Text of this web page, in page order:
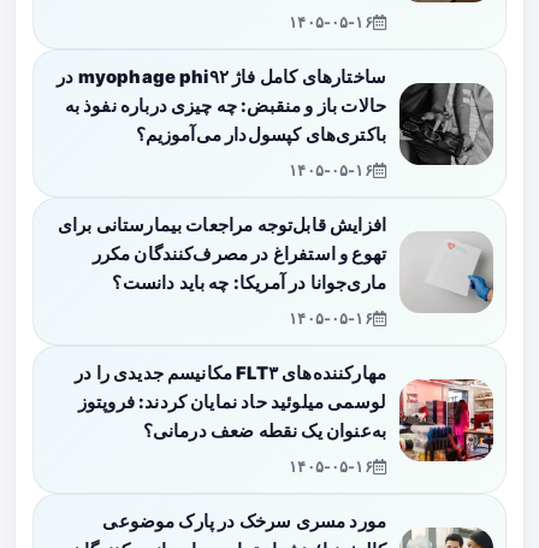
۱۴۰۵-۰۵-۱۶
ساختارهای کامل فاژ myophage phi۹۲ در
حالات باز و منقبض: چه چیزی درباره نفوذ به
باکتری‌های کپسول‌دار می‌آموزیم؟
۱۴۰۵-۰۵-۱۶
افزایش قابل‌توجه مراجعات بیمارستانی برای
تهوع و استفراغ در مصرف‌کنندگان مکرر
ماری‌جوانا در آمریکا: چه باید دانست؟
۱۴۰۵-۰۵-۱۶
مهارکننده‌های FLT۳ مکانیسم جدیدی را در
لوسمی میلوئید حاد نمایان کردند: فروپتوز
به‌عنوان یک نقطه ضعف درمانی؟
۱۴۰۵-۰۵-۱۶
مورد مسری سرخک در پارک موضوعی